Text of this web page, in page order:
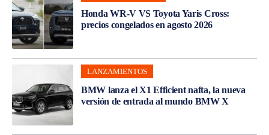
Honda WR-V VS Toyota Yaris Cross:
precios congelados en agosto 2026
LANZAMIENTOS
BMW lanza el X1 Efficient nafta, la nueva
versión de entrada al mundo BMW X